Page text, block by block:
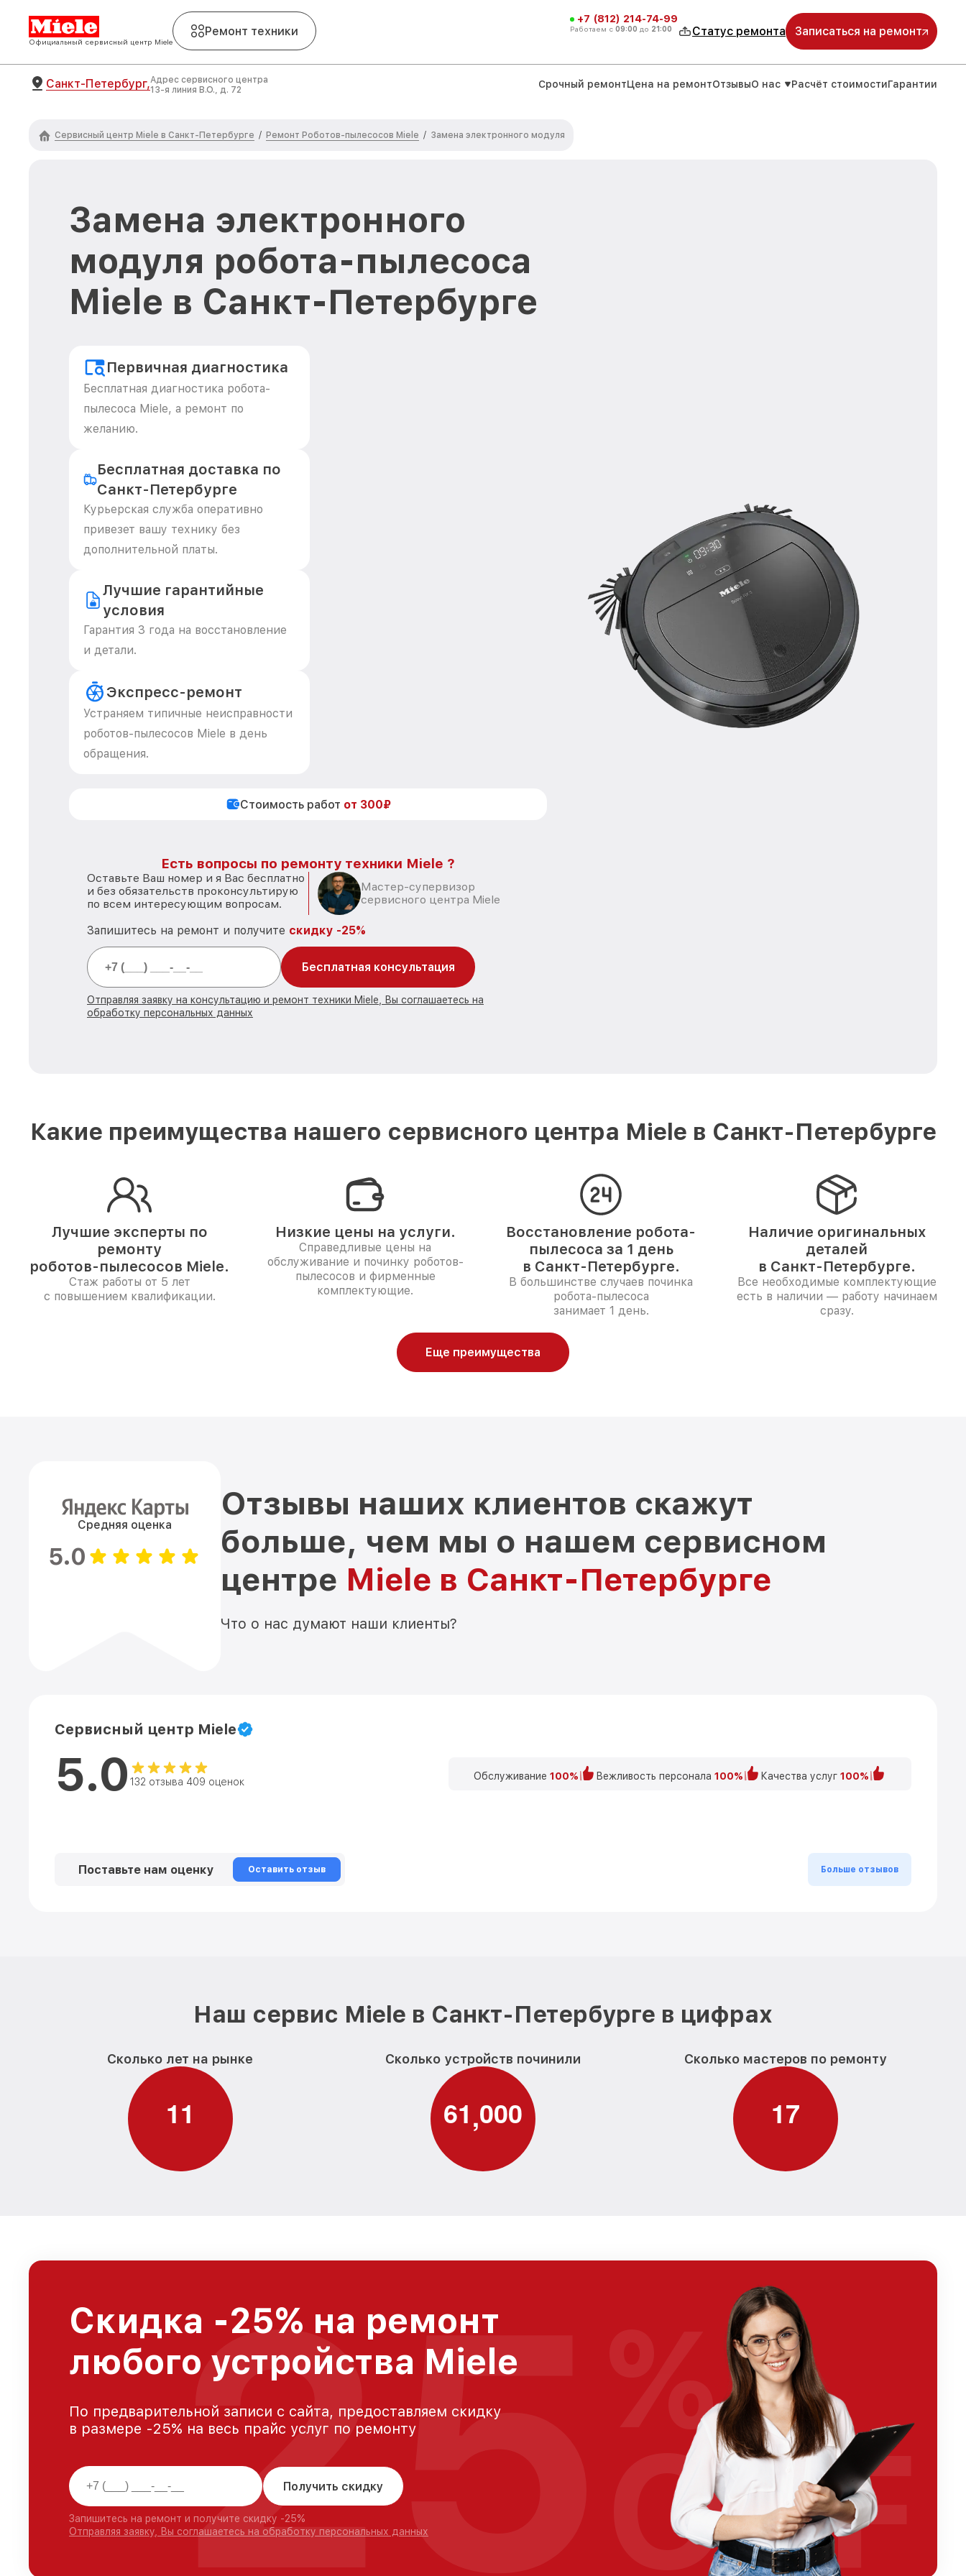
Официальный сервисный центр Miele
Ремонт техники
+7 (812) 214-74-99
Работаем с 09:00 до 21:00 Статус ремонта Записаться на ремонт
Санкт-Петербург,Адрес сервисного центра
13-я линия В.О., д. 72
Срочный ремонтЦена на ремонтОтзывыО нас Расчёт стоимостиГарантии
Сервисный центр Miele в Санкт-Петербурге / Ремонт Роботов-пылесосов Miele / Замена электронного модуля
Замена электронного
модуля робота-пылесоса
Miele в Санкт-Петербурге
Первичная диагностика
Бесплатная диагностика робота-
пылесоса Miele, а ремонт по
желанию.
Бесплатная доставка по
Санкт-Петербурге
Курьерская служба оперативно
привезет вашу технику без
дополнительной платы.
Лучшие гарантийные
условия
Гарантия 3 года на восстановление
и детали.
Экспресс-ремонт
Устраняем типичные неисправности
роботов-пылесосов Miele в день
обращения.
Стоимость работ от 300₽
Есть вопросы по ремонту техники Miele ?
Оставьте Ваш номер и я Вас бесплатно
и без обязательств проконсультирую
по всем интересующим вопросам.
Мастер-супервизор
сервисного центра Miele
Запишитесь на ремонт и получите скидку -25%
Бесплатная консультация
Отправляя заявку на консультацию и ремонт техники Miele, Вы соглашаетесь на
обработку персональных данных
Какие преимущества нашего сервисного центра Miele в Санкт-Петербурге
Лучшие эксперты по
ремонту
роботов-пылесосов Miele.
Стаж работы от 5 лет
с повышением квалификации.
Низкие цены на услуги.
Справедливые цены на
обслуживание и починку роботов-
пылесосов и фирменные
комплектующие.
Восстановление робота-
пылесоса за 1 день
в Санкт-Петербурге.
В большинстве случаев починка
робота-пылесоса
занимает 1 день.
Наличие оригинальных
деталей
в Санкт-Петербурге.
Все необходимые комплектующие
есть в наличии — работу начинаем
сразу.
Еще преимущества
Средняя оценка
5.0
Отзывы наших клиентов скажут
больше, чем мы о нашем сервисном
центре Miele в Санкт-Петербурге
Что о нас думают наши клиенты?
Сервисный центр Miele
5.0 132 отзыва 409 оценок Обслуживание 100% Вежливость персонала 100% Качества услуг 100%
Поставьте нам оценку Оставить отзыв Больше отзывов
Наш сервис Miele в Санкт-Петербурге в цифрах
Сколько лет на рынке
11
Сколько устройств починили
61,000
Сколько мастеров по ремонту
17
Скидка -25% на ремонт
любого устройства Miele
По предварительной записи с сайта, предоставляем скидку
в размере -25% на весь прайс услуг по ремонту
Получить скидку
Запишитесь на ремонт и получите скидку -25%
Отправляя заявку, Вы соглашаетесь на обработку персональных данных
25 %
OFF